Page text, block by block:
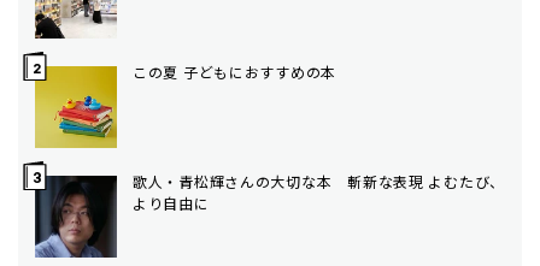
この夏 子どもにおすすめの本
歌人・青松輝さんの大切な本 斬新な表現 よむたび、
より自由に